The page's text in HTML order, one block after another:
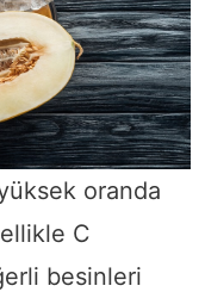
oranda
C
besinleri